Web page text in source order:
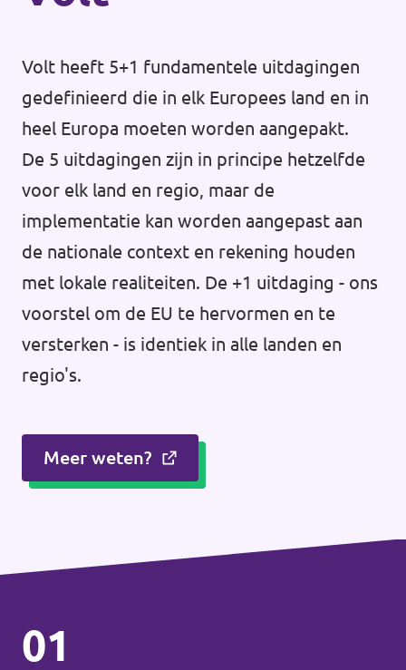
Volt heeft 5+1 fundamentele uitdagingen
gedefinieerd die in elk Europees land en in
heel Europa moeten worden aangepakt.
De 5 uitdagingen zijn in principe hetzelfde
voor elk land en regio, maar de
implementatie kan worden aangepast aan
de nationale context en rekening houden
met lokale realiteiten. De +1 uitdaging - ons
voorstel om de EU te hervormen en te
versterken - is identiek in alle landen en
regio's.
Meer weten?
01